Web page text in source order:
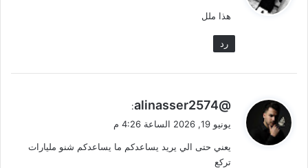
ل
هذا ملل
رد
ي
ل
@alinasser2574
:
يونيو 19, 2026 الساعة 4:26 م
يعني حتى الي يريد يساعدكم ما يساعدكم شنو مليارات
تركع